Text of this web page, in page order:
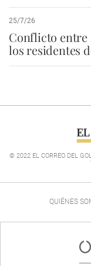
25/7/26
Conflicto entre
los residentes
© 2022 EL CORREO DEL
QUIÉNES